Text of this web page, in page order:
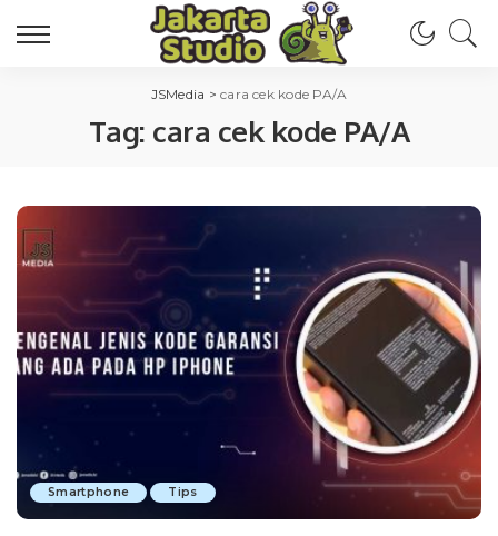
JSMedia >cara cek kode PA/A
Tag: cara cek kode PA/A
Smartphone Tips